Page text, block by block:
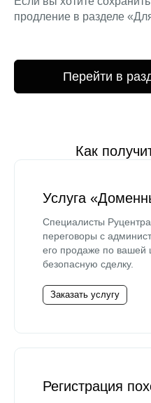
продление в разделе
Перейти в
Как
Услуга
Специалисты
переговоры с
его продаже по вашей
безопасную сделку.
Заказать услугу
Регистрация